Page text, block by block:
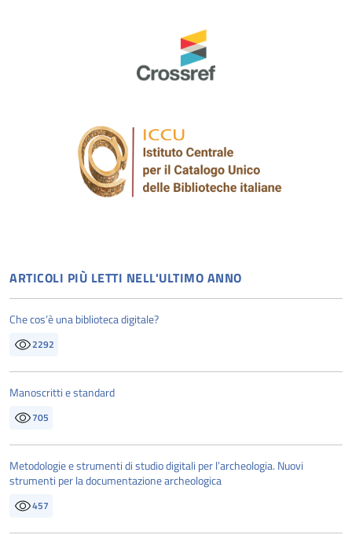
ARTICOLI PIÙ LETTI NELL'ULTIMO ANNO
Che cos’è una biblioteca digitale?
2292
Manoscritti e standard
705
Metodologie e strumenti di studio digitali per l’archeologia. Nuovi
strumenti per la documentazione archeologica
457